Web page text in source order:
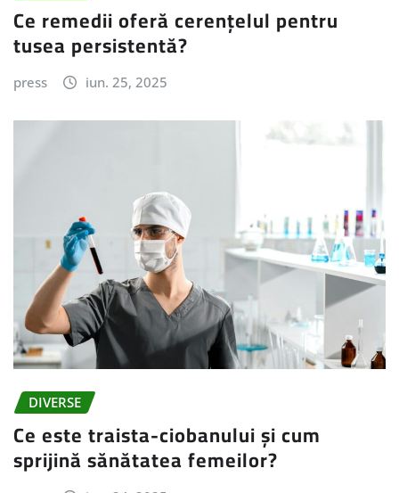
Ce remedii oferă cerențelul pentru
tusea persistentă?
press iun. 25, 2025
DIVERSE
Ce este traista-ciobanului și cum
sprijină sănătatea femeilor?